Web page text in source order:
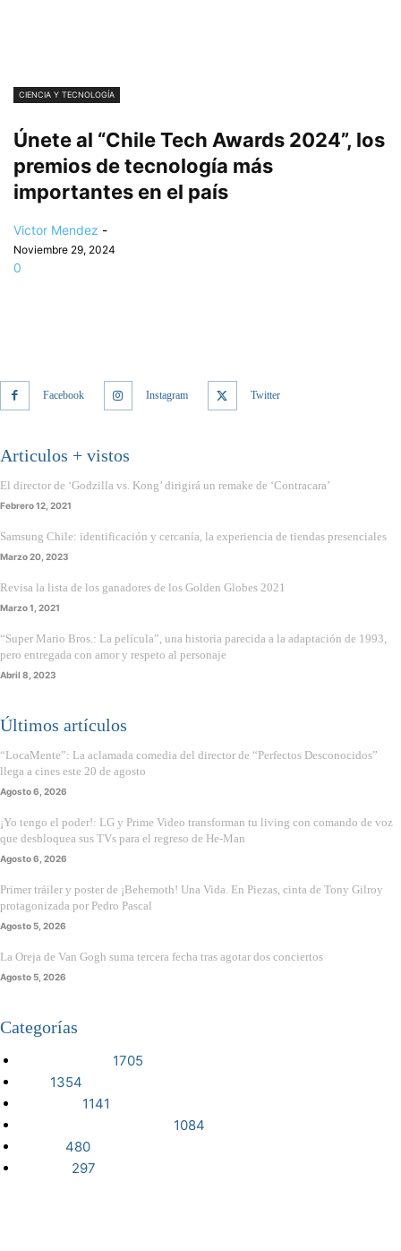
CIENCIA Y TECNOLOGÍA
Únete al “Chile Tech Awards 2024”, los
premios de tecnología más
importantes en el país
Victor Mendez -
Noviembre 29, 2024
0
Facebook Instagram Twitter
Articulos + vistos
El director de ‘Godzilla vs. Kong’ dirigirá un remake de ‘Contracara’
Febrero 12, 2021
Samsung Chile: identificación y cercanía, la experiencia de tiendas presenciales
Marzo 20, 2023
Revisa la lista de los ganadores de los Golden Globes 2021
Marzo 1, 2021
“Super Mario Bros.: La película”, una historia parecida a la adaptación de 1993,
pero entregada con amor y respeto al personaje
Abril 8, 2023
Últimos artículos
“LocaMente”: La aclamada comedia del director de “Perfectos Desconocidos”
llega a cines este 20 de agosto
Agosto 6, 2026
¡Yo tengo el poder!: LG y Prime Video transforman tu living con comando de voz
que desbloquea sus TVs para el regreso de He-Man
Agosto 6, 2026
Primer tráiler y poster de ¡Behemoth! Una Vida. En Piezas, cinta de Tony Gilroy
protagonizada por Pedro Pascal
Agosto 5, 2026
La Oreja de Van Gogh suma tercera fecha tras agotar dos conciertos
Agosto 5, 2026
Categorías
1705
1354
1141
1084
480
297